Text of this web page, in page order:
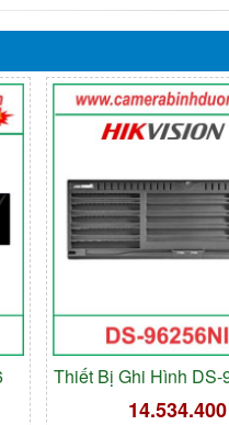
Thiết Bị Ghi Hình DS-